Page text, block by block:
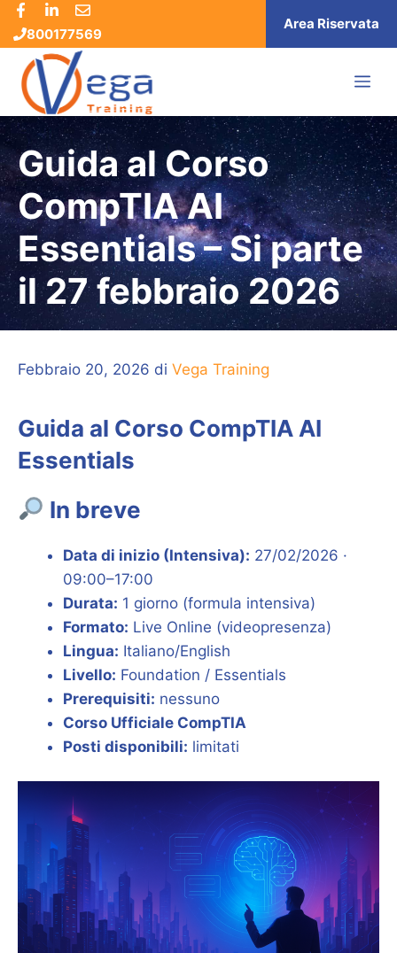
Vai
contenuto
800177569
Area Riservata
Guida al Corso
CompTIA AI
Essentials – Si parte
il 27 febbraio 2026
Febbraio 20, 2026 di Vega Training
Guida al Corso CompTIA AI
Essentials
In breve
Data di inizio (Intensiva): 27/02/2026 ·
09:00–17:00
Durata: 1 giorno (formula intensiva)
Formato: Live Online (videopresenza)
Lingua: Italiano/English
Livello: Foundation / Essentials
Prerequisiti: nessuno
Corso Ufficiale CompTIA
Posti disponibili: limitati